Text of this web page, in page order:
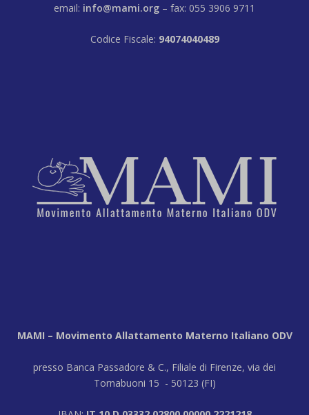
email: info@mami.org – fax: 055 3906 9711
Codice Fiscale: 94074040489
MAMI – Movimento Allattamento Materno Italiano ODV
presso Banca Passadore & C., Filiale di Firenze, via dei
Tornabuoni 15 - 50123 (FI)